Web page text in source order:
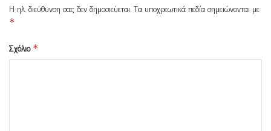
Η ηλ. διεύθυνση σας δεν δημοσιεύεται.Τα υποχρεωτικά πεδία σημειώνονται με
*
Σχόλιο *